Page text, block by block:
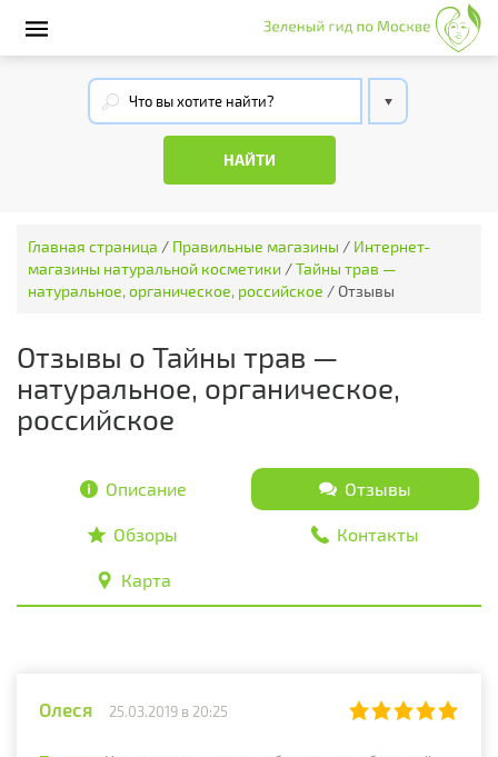
Главная страница / Правильные магазины / Интернет-
магазины натуральной косметики /Тайны трав —
натуральное, органическое, российское / Отзывы
Отзывы о Тайны трав —
натуральное, органическое,
российское
Описание Отзывы
Обзоры Контакты
Карта
Олеся 25.03.2019 в 20:25